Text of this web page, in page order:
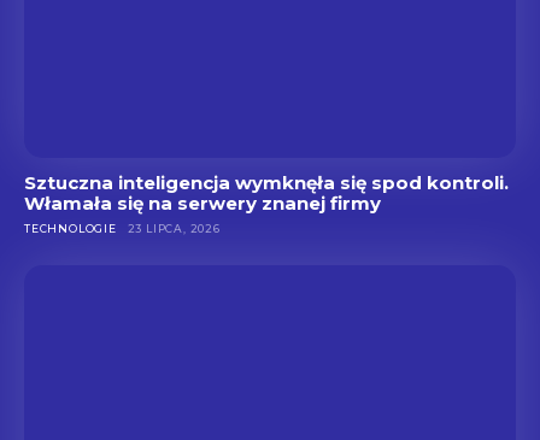
Sztuczna inteligencja wymknęła się spod kontroli.
Włamała się na serwery znanej firmy
TECHNOLOGIE 23 LIPCA, 2026